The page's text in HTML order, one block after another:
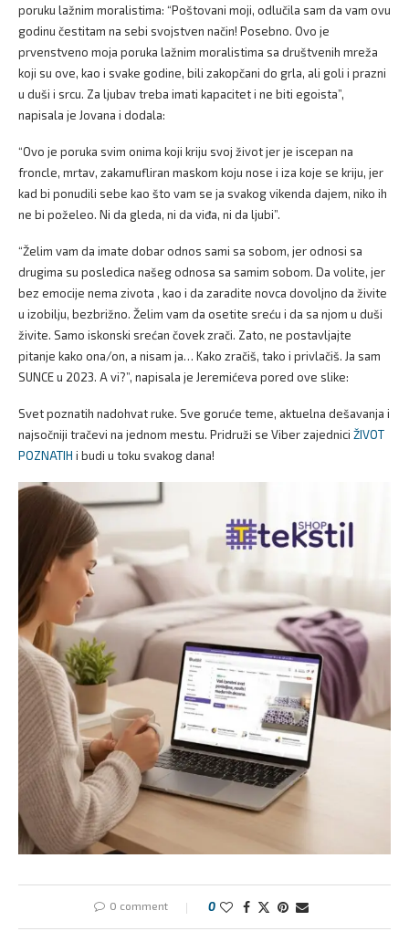
poruku lažnim moralistima: “Poštovani moji, odlučila sam da vam ovu
godinu čestitam na sebi svojstven način! Posebno. Ovo je
prvenstveno moja poruka lažnim moralistima sa društvenih mreža
koji su ove, kao i svake godine, bili zakopčani do grla, ali goli i prazni
u duši i srcu. Za ljubav treba imati kapacitet i ne biti egoista”,
napisala je Jovana i dodala:
“Ovo je poruka svim onima koji kriju svoj život jer je iscepan na
froncle, mrtav, zakamufliran maskom koju nose i iza koje se kriju, jer
kad bi ponudili sebe kao što vam se ja svakog vikenda dajem, niko ih
ne bi poželeo. Ni da gleda, ni da viđa, ni da ljubi”.
“Želim vam da imate dobar odnos sami sa sobom, jer odnosi sa
drugima su posledica našeg odnosa sa samim sobom. Da volite, jer
bez emocije nema zivota , kao i da zaradite novca dovoljno da živite
u izobilju, bezbrižno. Želim vam da osetite sreću i da sa njom u duši
živite. Samo iskonski srećan čovek zrači. Zato, ne postavljajte
pitanje kako ona/on, a nisam ja… Kako zračiš, tako i privlačiš. Ja sam
SUNCE u 2023. A vi?”, napisala je Jeremićeva pored ove slike:
Svet poznatih nadohvat ruke. Sve goruće teme, aktuelna dešavanja i
najsočniji tračevi na jednom mestu. Pridruži se Viber zajednici ŽIVOT
POZNATIH i budi u toku svakog dana!
0 comment 0